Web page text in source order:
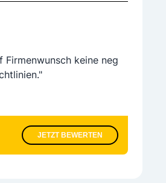
Firmenwunsch keine neg
JETZT BEWERTEN